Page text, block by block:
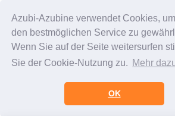
Azubi-Azubine verwendet Cookies,
den bestmöglichen Service zu
Wenn Sie auf der Seite weitersurfen
Sie der Cookie-Nutzung zu. Mehr
OK